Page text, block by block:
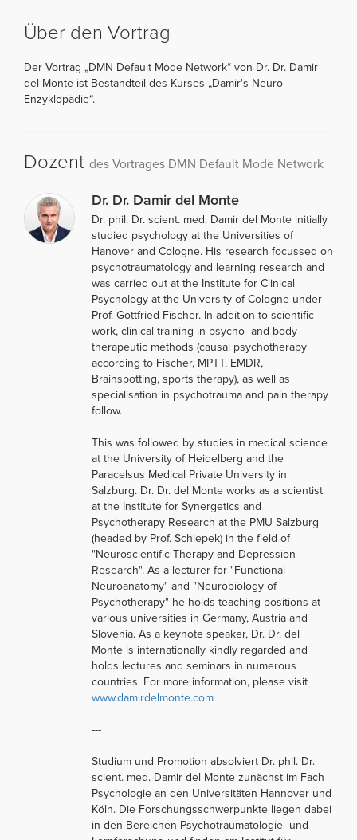
Über den Vortrag
Der Vortrag „DMN Default Mode Network“ von Dr. Dr. Damir
del Monte ist Bestandteil des Kurses „Damir's Neuro-
Enzyklopädie“.
Dozent des Vortrages DMN Default Mode Network
Dr. Dr. Damir del Monte
Dr. phil. Dr. scient. med. Damir del Monte initially
studied psychology at the Universities of
Hanover and Cologne. His research focussed on
psychotraumatology and learning research and
was carried out at the Institute for Clinical
Psychology at the University of Cologne under
Prof. Gottfried Fischer. In addition to scientific
work, clinical training in psycho- and body-
therapeutic methods (causal psychotherapy
according to Fischer, MPTT, EMDR,
Brainspotting, sports therapy), as well as
specialisation in psychotrauma and pain therapy
follow.
This was followed by studies in medical science
at the University of Heidelberg and the
Paracelsus Medical Private University in
Salzburg. Dr. Dr. del Monte works as a scientist
at the Institute for Synergetics and
Psychotherapy Research at the PMU Salzburg
(headed by Prof. Schiepek) in the field of
"Neuroscientific Therapy and Depression
Research". As a lecturer for "Functional
Neuroanatomy" and "Neurobiology of
Psychotherapy" he holds teaching positions at
various universities in Germany, Austria and
Slovenia. As a keynote speaker, Dr. Dr. del
Monte is internationally kindly regarded and
holds lectures and seminars in numerous
countries. For more information, please visit
www.damirdelmonte.com
---
Studium und Promotion absolviert Dr. phil. Dr.
scient. med. Damir del Monte zunächst im Fach
Psychologie an den Universitäten Hannover und
Köln. Die Forschungsschwerpunkte liegen dabei
in den Bereichen Psychotraumatologie- und